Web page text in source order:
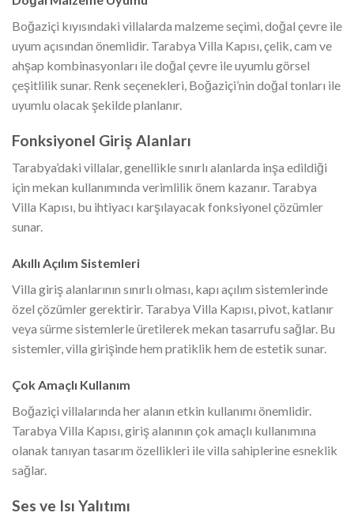
Boğaziçi kıyısındaki villalarda malzeme seçimi, doğal çevre ile
uyum açısından önemlidir. Tarabya Villa Kapısı, çelik, cam ve
ahşap kombinasyonları ile doğal çevre ile uyumlu görsel
çeşitlilik sunar. Renk seçenekleri, Boğaziçi’nin doğal tonları ile
uyumlu olacak şekilde planlanır.
Fonksiyonel Giriş Alanları
Tarabya’daki villalar, genellikle sınırlı alanlarda inşa edildiği
için mekan kullanımında verimlilik önem kazanır. Tarabya
Villa Kapısı, bu ihtiyacı karşılayacak fonksiyonel çözümler
sunar.
Akıllı Açılım Sistemleri
Villa giriş alanlarının sınırlı olması, kapı açılım sistemlerinde
özel çözümler gerektirir. Tarabya Villa Kapısı, pivot, katlanır
veya sürme sistemlerle üretilerek mekan tasarrufu sağlar. Bu
sistemler, villa girişinde hem pratiklik hem de estetik sunar.
Çok Amaçlı Kullanım
Boğaziçi villalarında her alanın etkin kullanımı önemlidir.
Tarabya Villa Kapısı, giriş alanının çok amaçlı kullanımına
olanak tanıyan tasarım özellikleri ile villa sahiplerine esneklik
sağlar.
Ses ve Isı Yalıtımı